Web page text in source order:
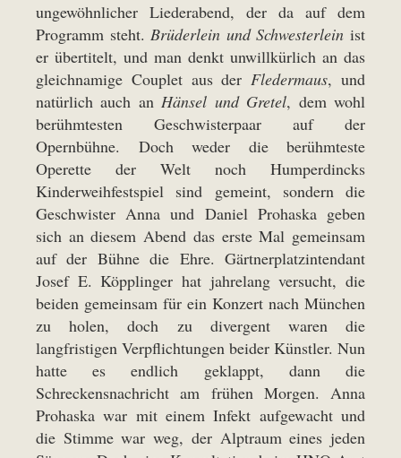
ungewöhnlicher Liederabend, der da auf dem
Programm steht.Brüderlein und Schwesterlein ist
er übertitelt, und man denkt unwillkürlich an das
gleichnamige Couplet aus derFledermaus, und
natürlich auch anHänsel und Gretel, dem wohl
berühmtesten Geschwisterpaar auf der
Opernbühne. Doch weder die berühmteste
Operette der Welt noch Humperdincks
Kinderweihfestspiel sind gemeint, sondern die
Geschwister Anna und Daniel Prohaska geben
sich an diesem Abend das erste Mal gemeinsam
auf der Bühne die Ehre. Gärtnerplatzintendant
Josef E. Köpplinger hat jahrelang versucht, die
beiden gemeinsam für ein Konzert nach München
zu holen, doch zu divergent waren die
langfristigen Verpflichtungen beider Künstler. Nun
hatte es endlich geklappt, dann die
Schreckensnachricht am frühen Morgen. Anna
Prohaska war mit einem Infekt aufgewacht und
die Stimme war weg, der Alptraum eines jeden